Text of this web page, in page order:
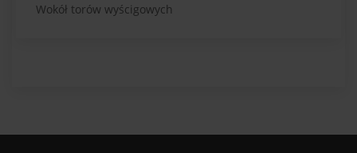
Wokół torów wyścigowych